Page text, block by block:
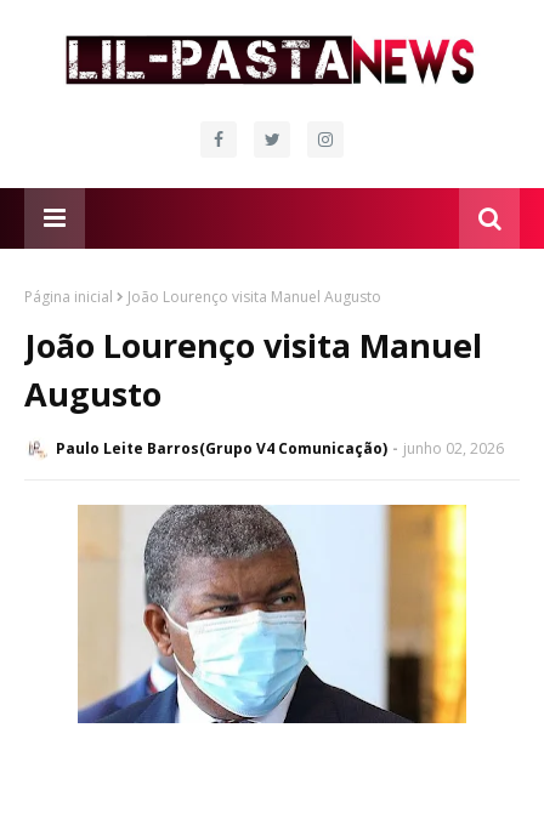
Página inicial João Lourenço visita Manuel Augusto
João Lourenço visita Manuel
Augusto
Paulo Leite Barros(Grupo V4 Comunicação) junho 02, 2026